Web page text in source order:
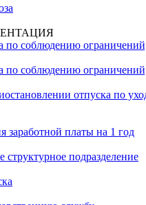
по соблюдению
по соблюдению
отпуска по
заработной платы на 1 год
подразделение